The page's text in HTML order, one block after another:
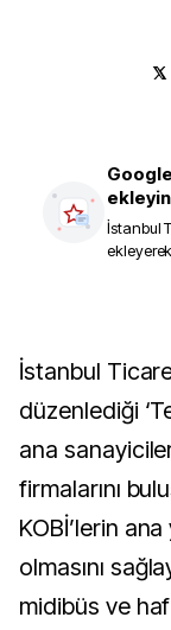
ekleyin
İstanbul
İstanbul Ticaret Odası Yan Sanayi Borsası’nın
düzenlediği
ana
firmalarını
KOBİ’lerin
olmasını
midibüs ve